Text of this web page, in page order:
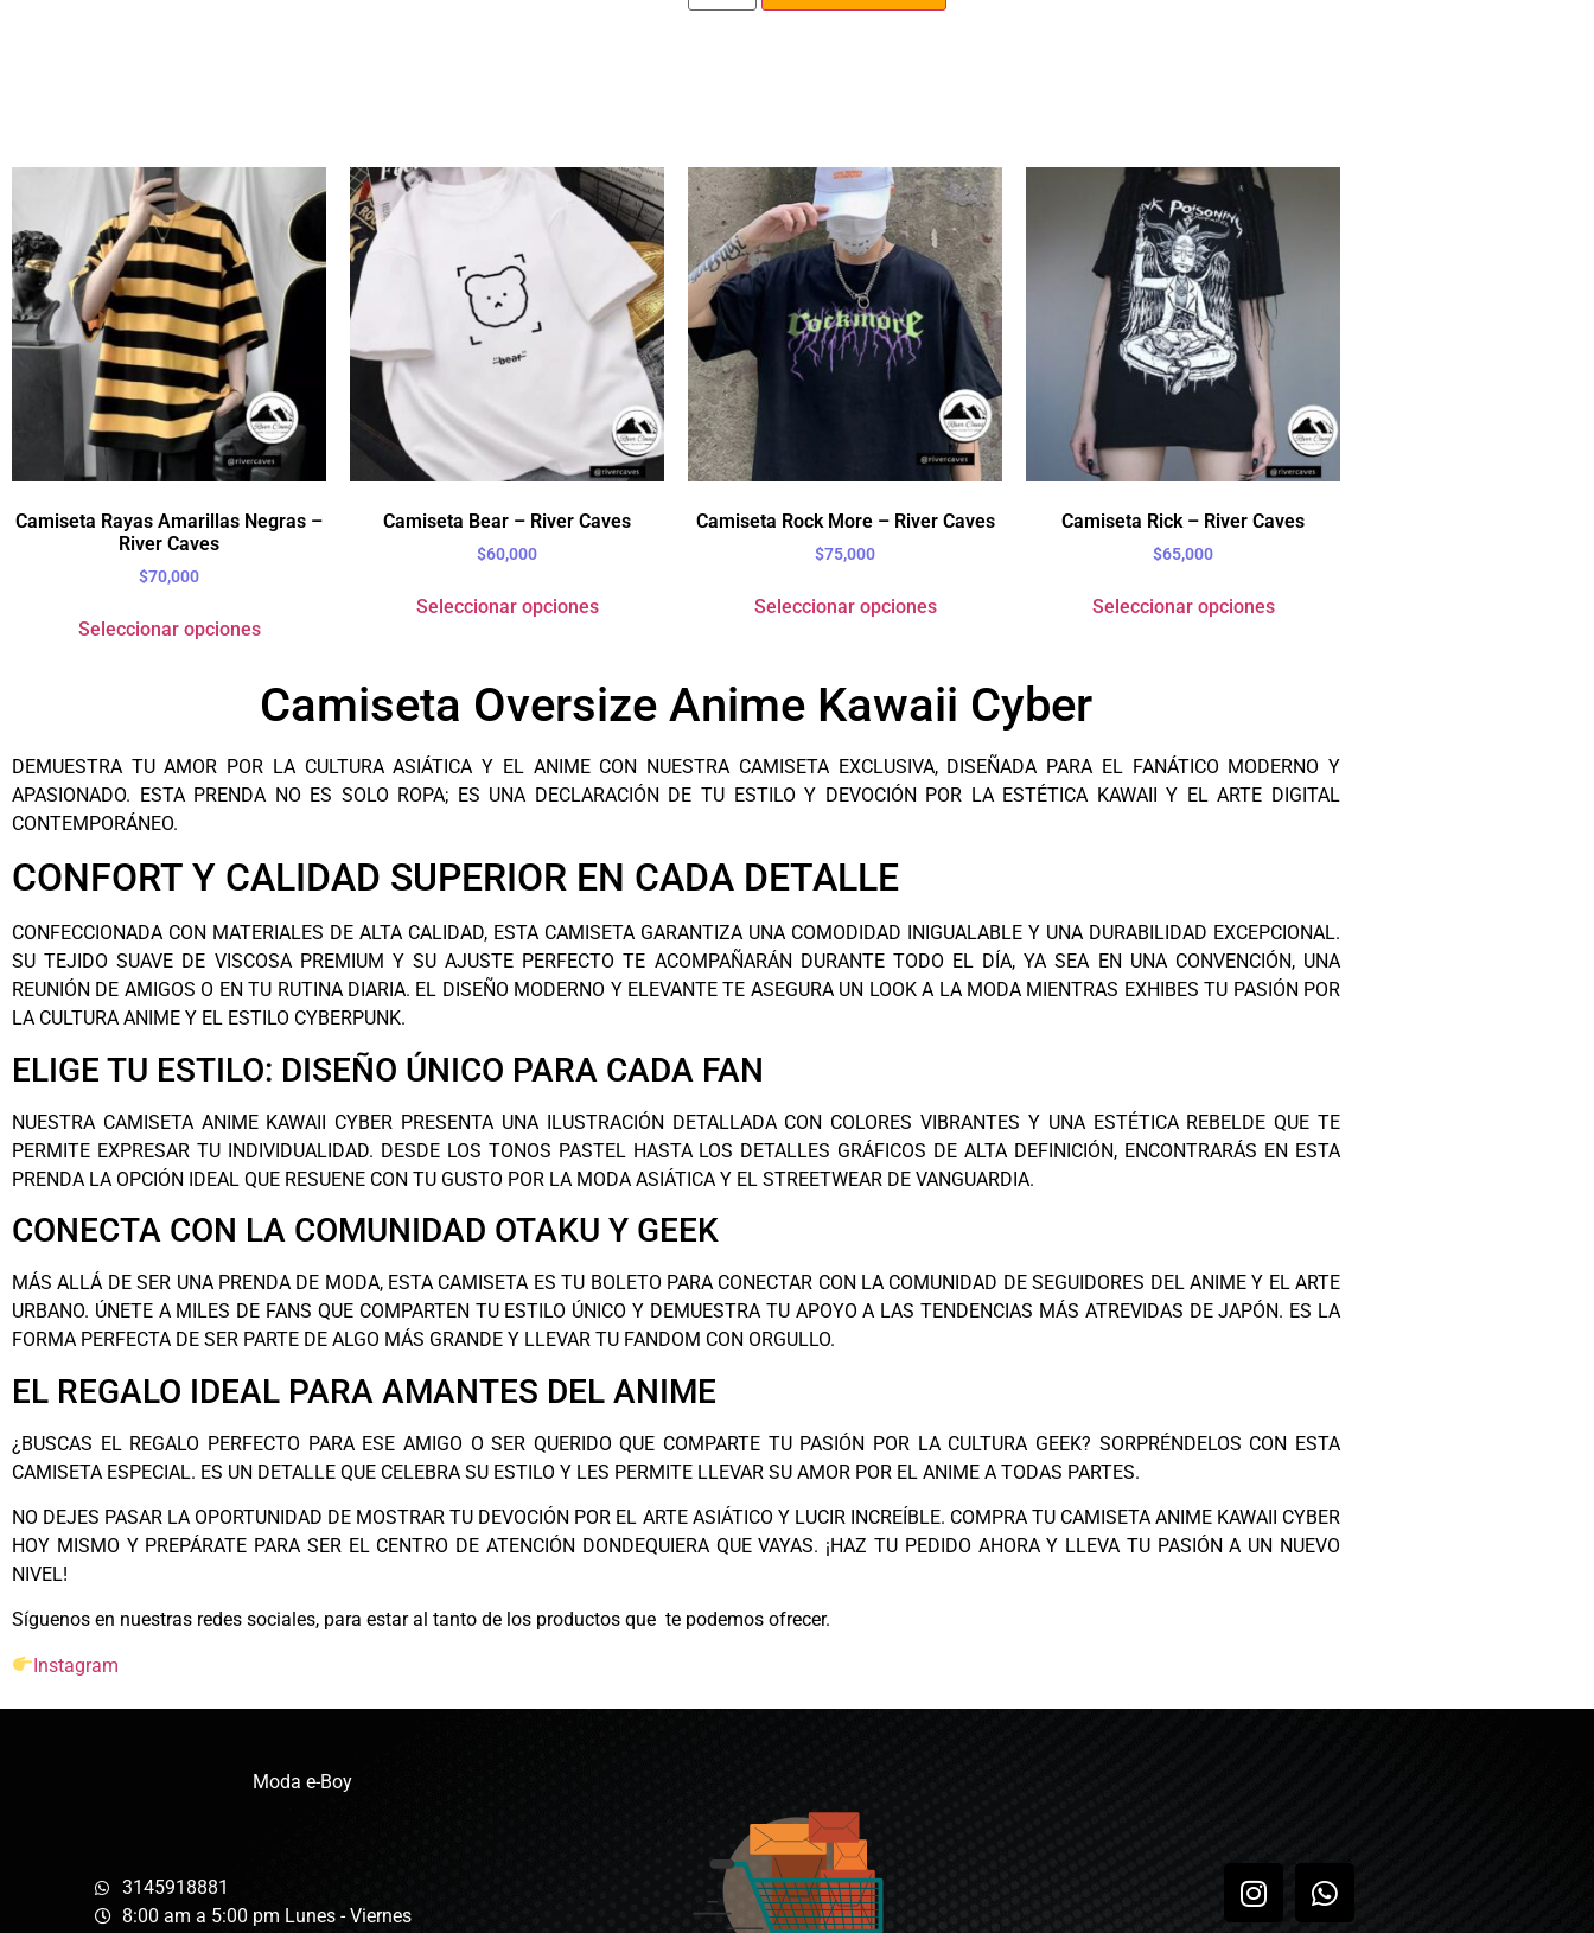
Camiseta Rayas Amarillas Negras –
River Caves
$70,000
Seleccionar opciones
Camiseta Bear – River Caves
$60,000
Seleccionar opciones
Camiseta Rock More – River Caves
$75,000
Seleccionar opciones
Camiseta Rick – River Caves
$65,000
Seleccionar opciones
Camiseta Oversize Anime Kawaii Cyber
DEMUESTRA TU AMOR POR LA CULTURA ASIÁTICA Y EL ANIME CON NUESTRA CAMISETA EXCLUSIVA, DISEÑADA PARA EL FANÁTICO MODERNO Y
APASIONADO. ESTA PRENDA NO ES SOLO ROPA; ES UNA DECLARACIÓN DE TU ESTILO Y DEVOCIÓN POR LA ESTÉTICA KAWAII Y EL ARTE DIGITAL
CONTEMPORÁNEO.
CONFORT Y CALIDAD SUPERIOR EN CADA DETALLE
CONFECCIONADA CON MATERIALES DE ALTA CALIDAD, ESTA CAMISETA GARANTIZA UNA COMODIDAD INIGUALABLE Y UNA DURABILIDAD EXCEPCIONAL.
SU TEJIDO SUAVE DE VISCOSA PREMIUM Y SU AJUSTE PERFECTO TE ACOMPAÑARÁN DURANTE TODO EL DÍA, YA SEA EN UNA CONVENCIÓN, UNA
REUNIÓN DE AMIGOS O EN TU RUTINA DIARIA. EL DISEÑO MODERNO Y ELEVANTE TE ASEGURA UN LOOK A LA MODA MIENTRAS EXHIBES TU PASIÓN POR
LA CULTURA ANIME Y EL ESTILO CYBERPUNK.
ELIGE TU ESTILO: DISEÑO ÚNICO PARA CADA FAN
NUESTRA CAMISETA ANIME KAWAII CYBER PRESENTA UNA ILUSTRACIÓN DETALLADA CON COLORES VIBRANTES Y UNA ESTÉTICA REBELDE QUE TE
PERMITE EXPRESAR TU INDIVIDUALIDAD. DESDE LOS TONOS PASTEL HASTA LOS DETALLES GRÁFICOS DE ALTA DEFINICIÓN, ENCONTRARÁS EN ESTA
PRENDA LA OPCIÓN IDEAL QUE RESUENE CON TU GUSTO POR LA MODA ASIÁTICA Y EL STREETWEAR DE VANGUARDIA.
CONECTA CON LA COMUNIDAD OTAKU Y GEEK
MÁS ALLÁ DE SER UNA PRENDA DE MODA, ESTA CAMISETA ES TU BOLETO PARA CONECTAR CON LA COMUNIDAD DE SEGUIDORES DEL ANIME Y EL ARTE
URBANO. ÚNETE A MILES DE FANS QUE COMPARTEN TU ESTILO ÚNICO Y DEMUESTRA TU APOYO A LAS TENDENCIAS MÁS ATREVIDAS DE JAPÓN. ES LA
FORMA PERFECTA DE SER PARTE DE ALGO MÁS GRANDE Y LLEVAR TU FANDOM CON ORGULLO.
EL REGALO IDEAL PARA AMANTES DEL ANIME
¿BUSCAS EL REGALO PERFECTO PARA ESE AMIGO O SER QUERIDO QUE COMPARTE TU PASIÓN POR LA CULTURA GEEK? SORPRÉNDELOS CON ESTA
CAMISETA ESPECIAL. ES UN DETALLE QUE CELEBRA SU ESTILO Y LES PERMITE LLEVAR SU AMOR POR EL ANIME A TODAS PARTES.
NO DEJES PASAR LA OPORTUNIDAD DE MOSTRAR TU DEVOCIÓN POR EL ARTE ASIÁTICO Y LUCIR INCREÍBLE. COMPRA TU CAMISETA ANIME KAWAII CYBER
HOY MISMO Y PREPÁRATE PARA SER EL CENTRO DE ATENCIÓN DONDEQUIERA QUE VAYAS. ¡HAZ TU PEDIDO AHORA Y LLEVA TU PASIÓN A UN NUEVO
NIVEL!
Síguenos en nuestras redes sociales, para estar al tanto de los productos que te podemos ofrecer.
Instagram
Moda e-Boy
3145918881
8:00 am a 5:00 pm Lunes - Viernes